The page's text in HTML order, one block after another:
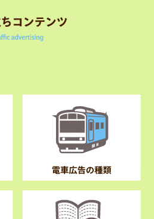
電車広告の種類